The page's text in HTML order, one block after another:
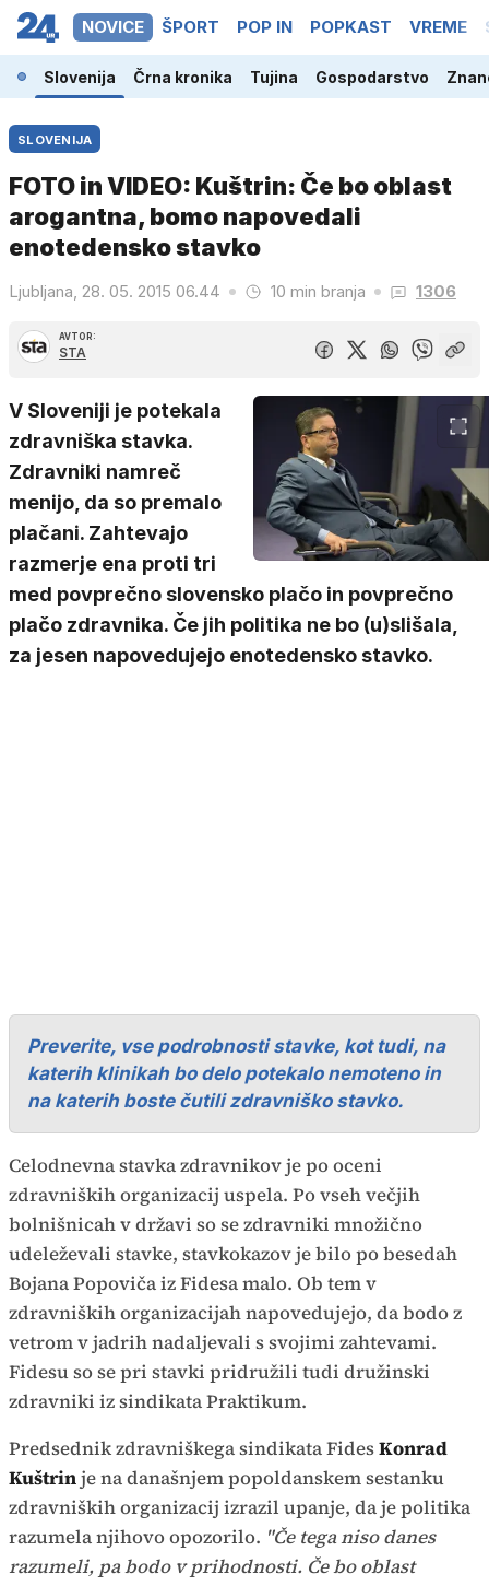
NOVICE ŠPORT POP IN POPKAST VREME
Slovenija Črna kronika Tujina Gospodarstvo
SLOVENIJA
FOTO in VIDEO: Kuštrin: Če bo oblast
arogantna, bomo napovedali
enotedensko stavko
Ljubljana, 28. 05. 2015 06.44 10 min branja 1306
AVTOR:
STA
V Sloveniji je potekala
zdravniška stavka.
Zdravniki namreč
menijo, da so premalo
plačani. Zahtevajo
razmerje ena proti tri
med povprečno slovensko plačo in povprečno
plačo zdravnika. Če jih politika ne bo (u)slišala,
za jesen napovedujejo enotedensko stavko.
Preverite, vse podrobnosti stavke, kot tudi, na
katerih klinikah bo delo potekalo nemoteno in
na katerih boste čutili zdravniško stavko.
Celodnevna stavka zdravnikov je po oceni
zdravniških organizacij uspela. Po vseh večjih
bolnišnicah v državi so se zdravniki množično
udeleževali stavke, stavkokazov je bilo po besedah
Bojana Popoviča iz Fidesa malo. Ob tem v
zdravniških organizacijah napovedujejo, da bodo z
vetrom v jadrih nadaljevali s svojimi zahtevami.
Fidesu so se pri stavki pridružili tudi družinski
zdravniki iz sindikata Praktikum.
Predsednik zdravniškega sindikata FidesKonrad
Kuštrinje na današnjem popoldanskem sestanku
zdravniških organizacij izrazil upanje, da je politika
razumela njihovo opozorilo. "Če tega niso danes
razumeli, pa bodo v prihodnosti. Če bo oblast